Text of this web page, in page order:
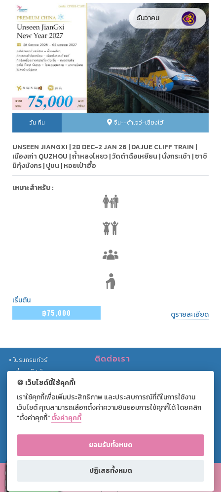
ธันวาคม
วัน คืน จีน--ต้าเจว่-เซียงไฮ้
UNSEEN JIANGXI | 28 DEC-2 JAN 26 | DAJUE CLIFF TRAIN |
เมืองเก่า QUZHOU | ถ้ำหลงโหยว | วัดต้าฉือเหยียน | นั่งกระเช้า | ซาชิ
มิกุ้งมังกร | ปูขน | หอยเป๋าฮื้อ
เหมาะสำหรับ :
เริ่มต้น
฿75,000
ดูรายละเอียด
โปรแกรมทัวร์
เที่ยวกรุ๊ปเล็ก
ทัวร์รถไฟ
โปรโมชั่น
บทความท่องเที่ยว
แกลลอรี่
เกี่ยวกับเรา
ติดต่อเรา
ยานนาวา กรุงเทพฯ 10120
+(66) 02 169 1766 ext. 0
- 2026 Compax World Co.,Ltd. All Right Reserved. |
🍪 เว็บไซต์นี้ใช้คุกกี้!
เราใช้คุกกี้เพื่อเพิ่มประสิทธิภาพ และประสบการณ์ที่ดีในการใช้งาน
เว็บไซต์ คุณสามารถเลือกตั้งค่าความยินยอมการใช้คุกกี้ได้ โดยคลิก
"ตั้งค่าคุกกี้"ตั้งค่าคุกกี้
ยอมรับทั้งหมด
ปฏิเสธทั้งหมด